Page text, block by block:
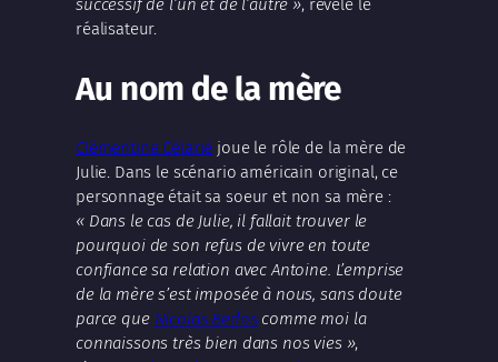
successif de l’un et de l’autre », révèle le
réalisateur.
Au nom de la mère
Clémentine Célarié joue le rôle de la mère de
Julie. Dans le scénario américain original, ce
personnage était sa soeur et non sa mère :
« Dans le cas de Julie, il fallait trouver le
pourquoi de son refus de vivre en toute
confiance sa relation avec Antoine. L’emprise
de la mère s’est imposée à nous, sans doute
parce que Nicolas Bedos comme moi la
connaissons très bien dans nos vies »,